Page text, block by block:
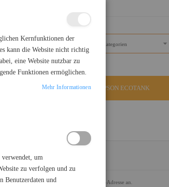
EPSON ECOTANK
KUNDEN
haben, melden Sie sich mit Ihrer E-Mail-Adresse an.
Kernfunktionen der
kann die Website nicht richtig
eine Website nutzbar zu
Funktionen ermöglichen.
Mehr Informationen
um
zu verfolgen und zu
Benutzerdaten und